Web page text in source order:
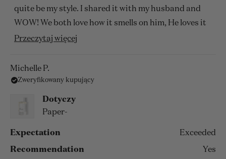
quite be my style. I shared it with my husband and
WOW! We both love how it smells on him, He loves it
for work as it is a nice subtle scent bubble. I love to
man in your life who wants a nice tasteful scent to
wear everyday I would suggest this one immediately.
This also is a very nice unisex fragrance and I would
definitely suggest it for a woman who loves a woody
Przeczytaj więcej
tej
Michelle P.
Zweryfikowany kupujący
Dotyczy
Paper-
Expectation Exceeded
Recommendation Yes